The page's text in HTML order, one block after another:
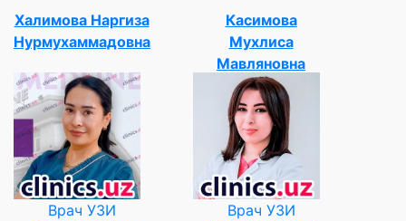
Халимова Наргиза
Нурмухаммадовна
Врач УЗИ
Касимова
Мухлиса
Мавляновна
Врач УЗИ